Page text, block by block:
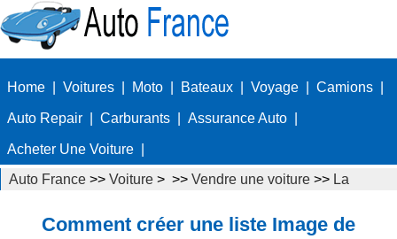
Home Voitures Moto Bateaux Voyage Camions
Auto Repair Carburants Assurance Auto
Acheter Une Voiture
Auto France >> Voiture > >> Vendre une voiture >> La
Comment créer une liste Image de